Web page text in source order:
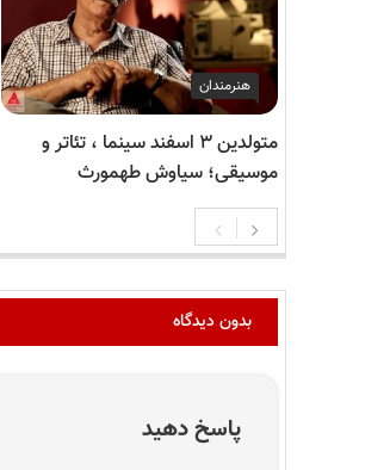
هنرمندان
متولدین ۳ اسفند سینما ، تئاتر و
موسیقی؛ سیاوش طهمورث
بدون دیدگاه
پاسخ دهید